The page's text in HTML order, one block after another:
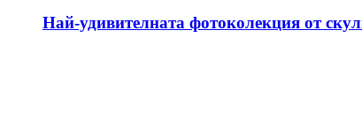
Най-удивителната фотоколекция от